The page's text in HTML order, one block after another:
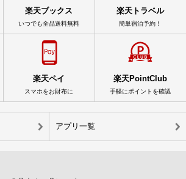
楽天ブックス
いつでも全品送料無料
楽天トラベル
簡単宿泊予約！
楽天ペイ
スマホをお財布に
楽天PointClub
手軽にポイントを確認
アプリ一覧